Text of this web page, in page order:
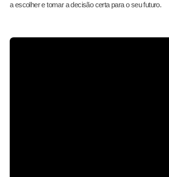
a escolher e tomar a decisão certa para o seu futuro.